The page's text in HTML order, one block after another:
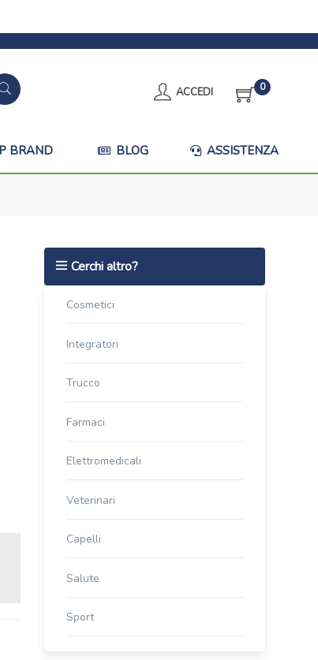
ACCEDI 0
BRAND BLOG ASSISTENZA
Cerchi altro?
Cosmetici
Integratori
Trucco
Farmaci
Elettromedicali
Veterinari
Capelli
Salute
Sport